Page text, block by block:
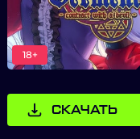
18+
СКАЧАТЬ